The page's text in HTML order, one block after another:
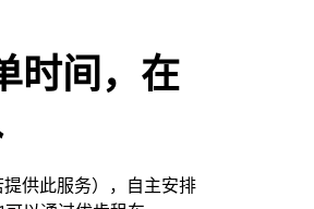
时间，在
供此服务），自主安排